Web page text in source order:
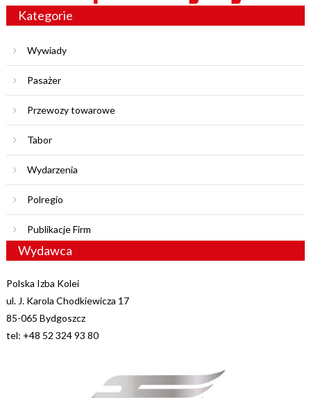
Kategorie
Wywiady
Pasażer
Przewozy towarowe
Tabor
Wydarzenia
Polregio
Publikacje Firm
Wydawca
Polska Izba Kolei
ul. J. Karola Chodkiewicza 17
85-065 Bydgoszcz
tel: +48 52 324 93 80